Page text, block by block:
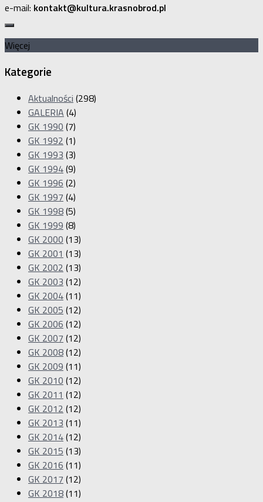
e-mail: kontakt@kultura.krasnobrod.pl
Więcej
Kategorie
Aktualności (298)
GALERIA (4)
GK 1990 (7)
GK 1992 (1)
GK 1993 (3)
GK 1994(9)
GK 1996 (2)
GK 1997 (4)
GK 1998(5)
GK 1999 (8)
GK 2000 (13)
GK 2001 (13)
GK 2002 (13)
GK 2003 (12)
GK 2004(11)
GK 2005 (12)
GK 2006 (12)
GK 2007 (12)
GK 2008(12)
GK 2009 (11)
GK 2010 (12)
GK 2011 (12)
GK 2012 (12)
GK 2013 (11)
GK 2014(12)
GK 2015 (13)
GK 2016 (11)
GK 2017 (12)
GK 2018(11)